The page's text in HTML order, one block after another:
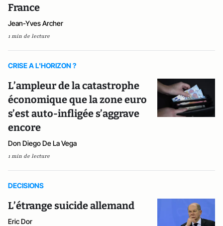
France
Jean-Yves Archer
1 min de lecture
CRISE A L'HORIZON ?
L’ampleur de la catastrophe
économique que la zone euro
s’est auto-infligée s’aggrave
encore
Don Diego De La Vega
1 min de lecture
DECISIONS
L’étrange suicide allemand
Eric Dor